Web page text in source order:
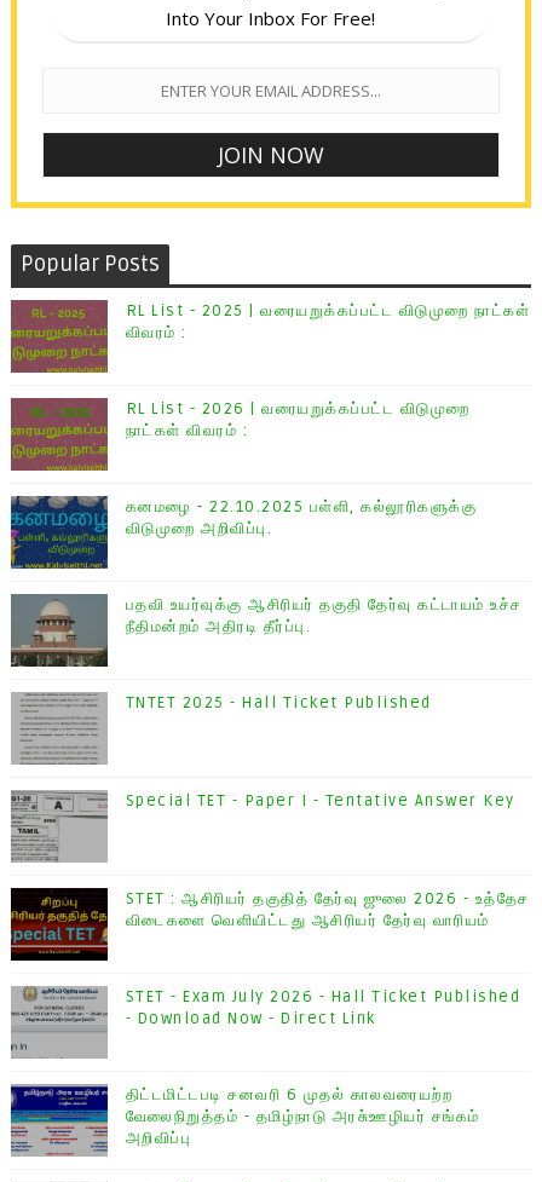
Into Your Inbox For Free!
Popular Posts
RL List - 2025 | வரையறுக்கப்பட்ட விடுமுறை நாட்கள்
விவரம் :
RL List - 2026 | வரையறுக்கப்பட்ட விடுமுறை
நாட்கள் விவரம் :
கனமழை - 22.10.2025 பள்ளி, கல்லூரிகளுக்கு
விடுமுறை அறிவிப்பு.
பதவி உயர்வுக்கு ஆசிரியர் தகுதி தேர்வு கட்டாயம் உச்ச
நீதிமன்றம் அதிரடி தீர்ப்பு.
TNTET 2025 - Hall Ticket Published
Special TET - Paper I - Tentative Answer Key
STET : ஆசிரியர் தகுதித் தேர்வு ஜுலை 2026 - உத்தேச
விடைகளை வெளியிட்டது ஆசிரியர் தேர்வு வாரியம்
STET - Exam July 2026 - Hall Ticket Published
- Download Now - Direct Link
திட்டமிட்டபடி சனவரி 6 முதல் காலவரையற்ற
வேலைநிறுத்தம் - தமிழ்நாடு அரசு்ஊழியர் சங்கம்
அறிவிப்பு